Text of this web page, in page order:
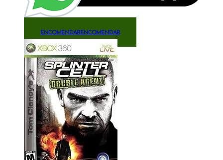
ENCOMENDARENCOMENDAR